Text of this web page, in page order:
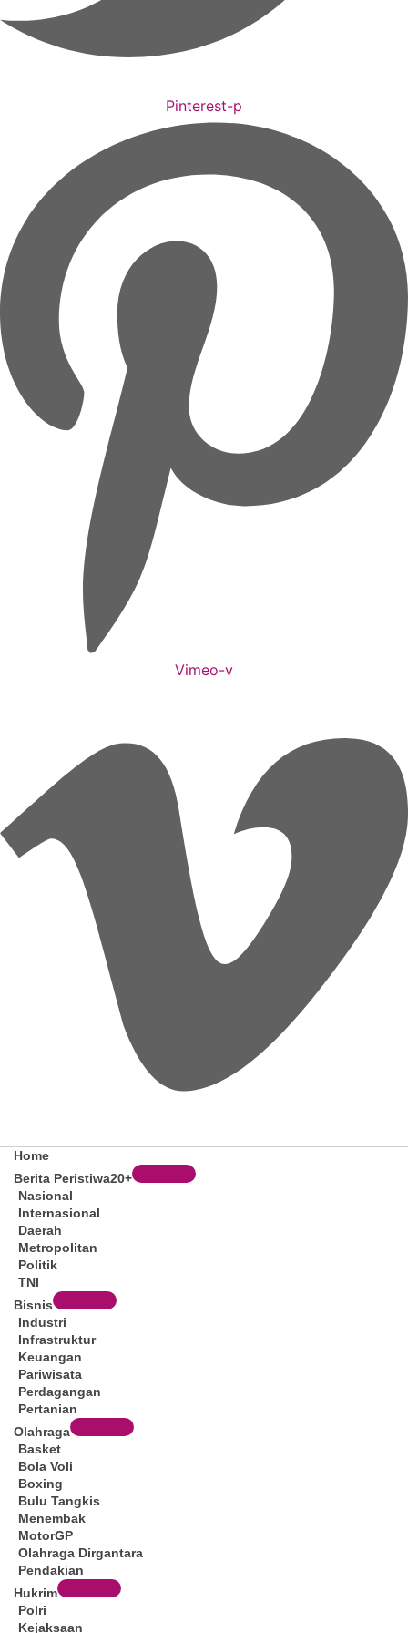
Pinterest-p
Vimeo-v
Home
Berita Peristiwa20+
Nasional
Internasional
Daerah
Metropolitan
Politik
TNI
Bisnis
Industri
Infrastruktur
Keuangan
Pariwisata
Perdagangan
Pertanian
Olahraga
Basket
Bola Voli
Boxing
Bulu Tangkis
Menembak
MotorGP
Olahraga Dirgantara
Pendakian
Hukrim
Polri
Kejaksaan